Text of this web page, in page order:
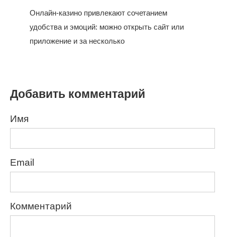
Онлайн-казино привлекают сочетанием
удобства и эмоций: можно открыть сайт или
приложение и за несколько
Добавить комментарий
Имя
Email
Комментарий